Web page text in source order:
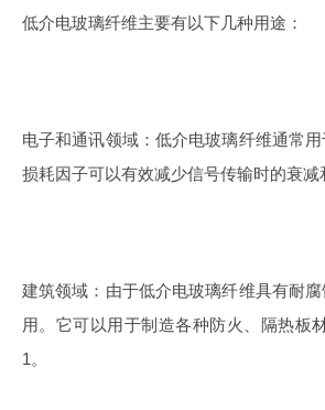
低介电玻璃纤维主要有以下几种用途：
电子和通讯领域：低介电玻璃纤维通常
损耗因子可以有效减少信号传输时的衰
建筑领域：由于低介电玻璃纤维具有耐
用。它可以用于制造各种防火、隔热板
1。